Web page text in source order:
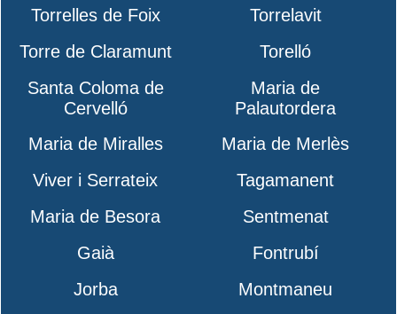
Torrelles de Foix
Torrelavit
Torre de Claramunt
Torelló
Santa Coloma de
Cervelló
Maria de
Palautordera
Maria de Miralles
Maria de Merlès
Viver i Serrateix
Tagamanent
Maria de Besora
Sentmenat
Gaià
Fontrubí
Jorba
Montmaneu